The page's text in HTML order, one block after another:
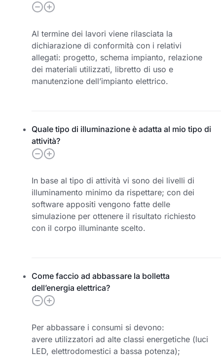
Al termine dei lavori viene rilasciata la
dichiarazione di conformità con i relativi
allegati: progetto, schema impianto, relazione
dei materiali utilizzati, libretto di uso e
manutenzione dell’impianto elettrico.
Quale tipo di illuminazione è adatta al mio tipo di
attività?
In base al tipo di attività vi sono dei livelli di
illuminamento minimo da rispettare; con dei
software appositi vengono fatte delle
simulazione per ottenere il risultato richiesto
con il corpo illuminante scelto.
Come faccio ad abbassare la bolletta
dell’energia elettrica?
Per abbassare i consumi si devono:
avere utilizzatori ad alte classi energetiche (luci
LED, elettrodomestici a bassa potenza);